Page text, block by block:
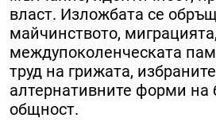
власт. Изложбата се
майчинството, миграцията,
междупоколенческата
труд на грижата,
алтернативните форми на
общност.